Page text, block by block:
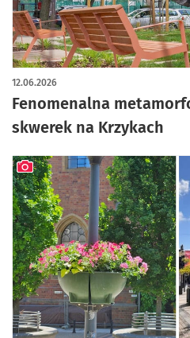
Fenomenalna
skwerek na Krzykach
12.06.2026
artykuł z galerią zdjęć